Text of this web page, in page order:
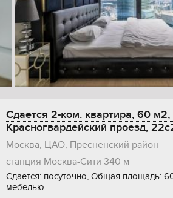
Сдается 2-ком. квартира, 60 м2,
Красногвардейский проезд,
Москва, ЦАО, Пресненский район
станция Москва-Сити 340 м
Сдается: посуточно, Общая площадь:
мебелью